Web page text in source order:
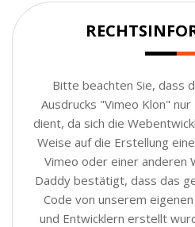
Bitte beachten Sie, dass
Ausdrucks "Vimeo Klon"
dient, da sich die
Weise auf die Erstellung
Vimeo oder einer anderen
Daddy bestätigt, dass das
Code von unserem
und Entwicklern erstellt